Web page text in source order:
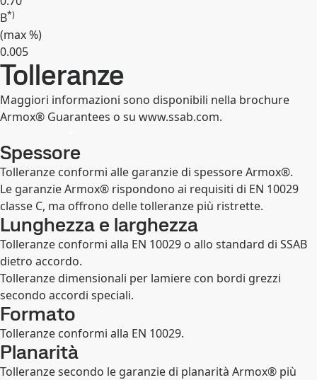
B*)
(max%)
0.005
Espandi
Tolleranze
Maggiori informazioni sono disponibili nella brochure
Armox® Guarantees o su www.ssab.com.
Spessore
Tolleranze conformi alle garanzie di spessore Armox®.
Le garanzie Armox® rispondono ai requisiti di EN 10029
classe C, ma offrono delle tolleranze più ristrette.
Lunghezza e larghezza
Tolleranze conformi alla EN 10029 o allo standard di SSAB
dietro accordo.
Tolleranze dimensionali per lamiere con bordi grezzi
secondo accordi speciali.
Formato
Tolleranze conformi alla EN 10029.
Planarità
Tolleranze secondo le garanzie di planarità Armox® più